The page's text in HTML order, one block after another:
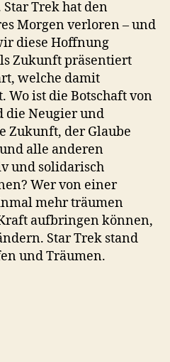
Trek hat den
Morgen verloren – und
diese Hoffnung
Zukunft präsentiert
welche damit
Wo ist die Botschaft von
die Neugier und
Zukunft, der Glaube
alle anderen
und solidarisch
Wer von einer
mehr träumen
aufbringen können,
Star Trek stand
und Träumen.